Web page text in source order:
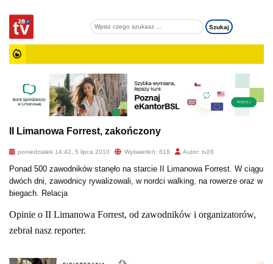
II Limanowa Forrest, zakończony
poniedziałek 14:42, 5 lipca 2010 Wyświetleń: 618 Autor: tv28
Ponad 500 zawodników stanęło na starcie II Limanowa Forrest. W ciągu
dwóch dni, zawodnicy rywalizowali, w nordci walking, na rowerze oraz w
biegach. Relacja
Opinie o II Limanowa Forrest, od zawodników i organizatorów,
zebrał nasz reporter.